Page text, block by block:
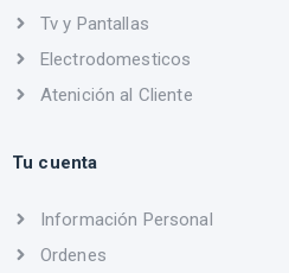
Tv y Pantallas
Electrodomesticos
Atenición al Cliente
Tu cuenta
Información Personal
Ordenes